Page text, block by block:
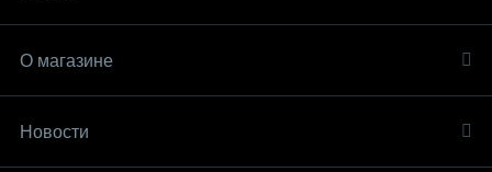
О магазине
Новости